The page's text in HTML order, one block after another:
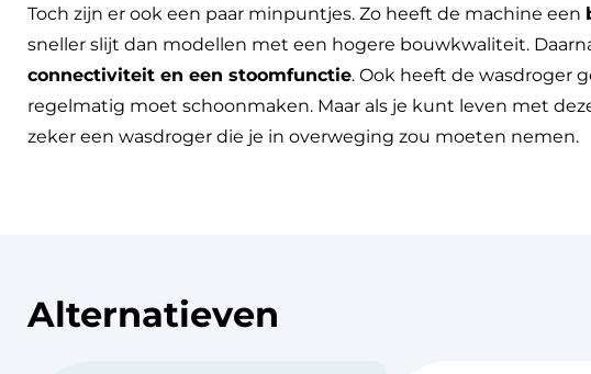
Toch zijn er ook een paar minpuntjes. Zo heeft de machine een
sneller slijt dan modellen met een hogere bouwkwaliteit.
connectiviteit en een stoomfunctie. Ook heeft de wasdroger
regelmatig moet schoonmaken. Maar als je kunt leven met
zeker een wasdroger die je in overweging zou moeten nemen.
Alternatieven